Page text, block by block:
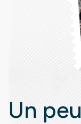
Un peu